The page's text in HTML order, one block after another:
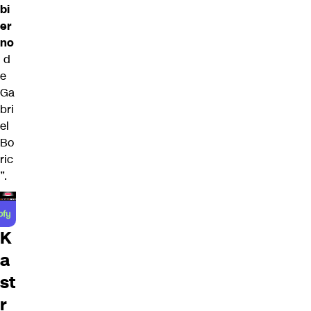
bi
er
no
d
e
Ga
bri
el
Bo
ric
”.
K
a
st
r